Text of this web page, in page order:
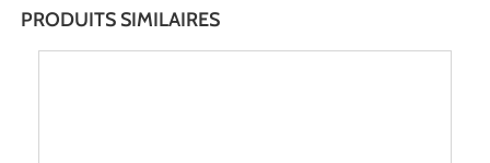
PRODUITS SIMILAIRES